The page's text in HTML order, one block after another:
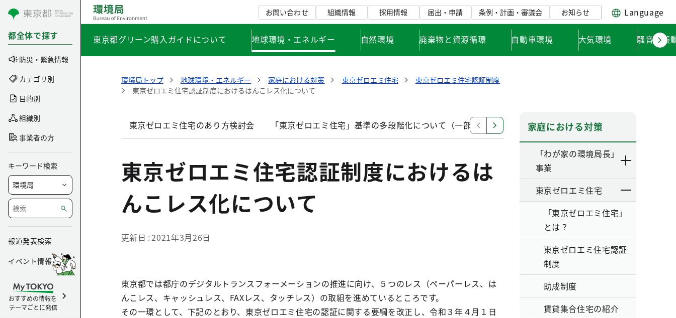
コンテンツにスキップ
都全体で探す
防災・緊急情報
カテゴリ別
目的別
組織別
事業者の方
キーワード検索
報道発表検索
イベント情報
おすすめの情報を
テーマごとに発信
お問い合わせ 組織情報 採用情報 届出・申請 条例・計画・審議会 お知らせ Language
東京都グリーン購入ガイドについて 地球環境・エネルギー 自然環境 廃棄物と資源循環 自動車環境 大気環境 騒音・振
環境局トップ 地球環境・エネルギー 家庭における対策 東京ゼロエミ住宅
東京ゼロエミ住宅認証制度
東京ゼロエミ住宅認証制度におけるはんこレス化について
東京ゼロエミ住宅のあり方検討会 「東京ゼロエミ住宅」基準の多段階化について（一部改正） 認証要綱等の改正に伴う取扱について（通
東京ゼロエミ住宅認証制度におけるは
んこレス化について
更新日 2021年3月26日
東京都では都庁のデジタルトランスフォーメーションの推進に向け、５つのレス（ペーパーレス、は
んこレス、キャッシュレス、FAXレス、タッチレス）の取組を進めているところです。
その一環として、下記のとおり、東京ゼロエミ住宅の認証に関する要綱を改正し、令和３年４月１日
家庭における対策
「わが家の環境局長」
事業
東京ゼロエミ住宅
「東京ゼロエミ住宅」
とは？
東京ゼロエミ住宅認証
制度
助成制度
賃貸集合住宅の紹介